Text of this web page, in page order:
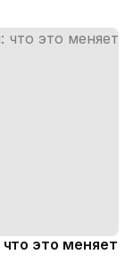
это меняет